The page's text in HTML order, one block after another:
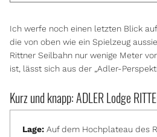
Ich werfe noch einen letzten Blick
die von oben wie ein Spielzeug
Rittner Seilbahn nur wenige Meter
ist, lässt sich aus der „Adler-
Kurz und knapp: ADLER Lodge
Lage:Auf dem Hochplateau des